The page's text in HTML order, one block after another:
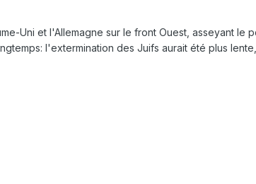
Uni et l'Allemagne sur le front Ouest, asseyant le
l'extermination des Juifs aurait été plus